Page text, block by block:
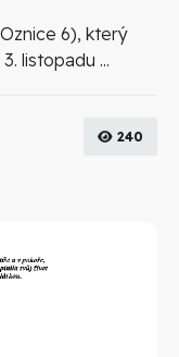
6), který
listopadu ...
240